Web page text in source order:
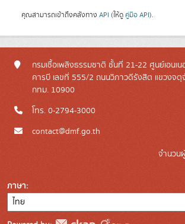
คุณสามารถเข้าถึงคลังทาง API (ให้ดู คู่มือ API).
กรมเชื้อเพลิงธรรมชาติ ชั้นที่ 21-22 ศูนย์เอนเ
คารบี เลขที่ 555/2 ถนนวิภาวดีรังสิต แขวงจตุ
กทม. 10900
โทร. 0-2794-3000
contact@dmf.go.th
จำนวน
ภาษา